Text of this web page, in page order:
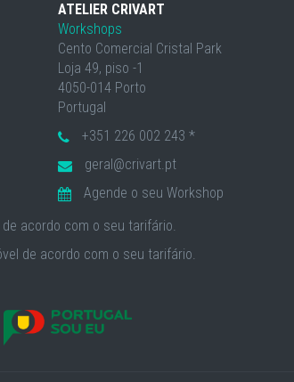
ATELIER CRIVART
Workshops
Cento Comercial Cristal Park
Loja 49, piso -1
4050-014 Porto
Portugal
+351 226 002 243 *
geral@crivart.pt
Agende o seu Workshop
acordo com o seu tarifário.
de acordo com o seu tarifário.